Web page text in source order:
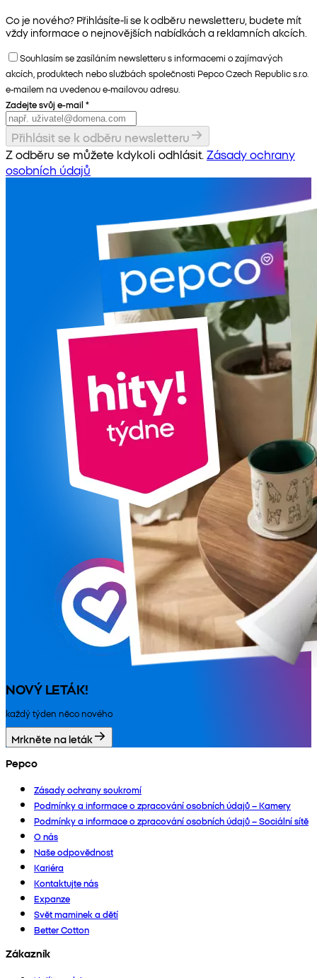
Co je nového? Přihlásíte-li se k odběru newsletteru, budete mít
vždy informace o nejnovějších nabídkách a reklamních akcích.
Souhlasím se zasíláním newsletteru s informacemi o zajímavých
akcích, produktech nebo službách společnosti Pepco Czech Republic s.r.o.
e-mailem na uvedenou e-mailovou adresu.
Zadejte svůj e-mail *
Přihlásit se k odběru newsletteru
Z odběru se můžete kdykoli odhlásit. Zásady ochrany
osobních údajů
NOVÝ LETÁK!
každý týden něco nového
Mrkněte na leták
Pepco
Zásady ochrany soukromí
Podmínky a informace o zpracování osobních údajů – Kamery
Podmínky a informace o zpracování osobních údajů – Sociální sítě
O nás
Naše odpovědnost
Kariéra
Kontaktujte nás
Expanze
Svět maminek a dětí
Better Cotton
Zákazník